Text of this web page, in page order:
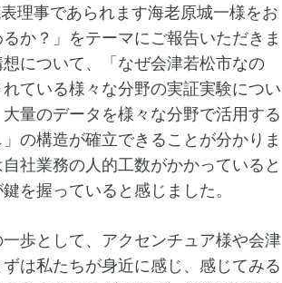
理事であられます海老原城一様をお
か？」をテーマにご報告いただきま
について、「なぜ会津若松市なの
ている様々な分野の実証実験につい
量のデータを様々な分野で活用する
の構造が確立できることが分かりま
社業務の人的工数がかかっていると
を握っていると感じました。
歩として、アクセンチュア様や会津
は私たちが身近に感じ、感じてみる